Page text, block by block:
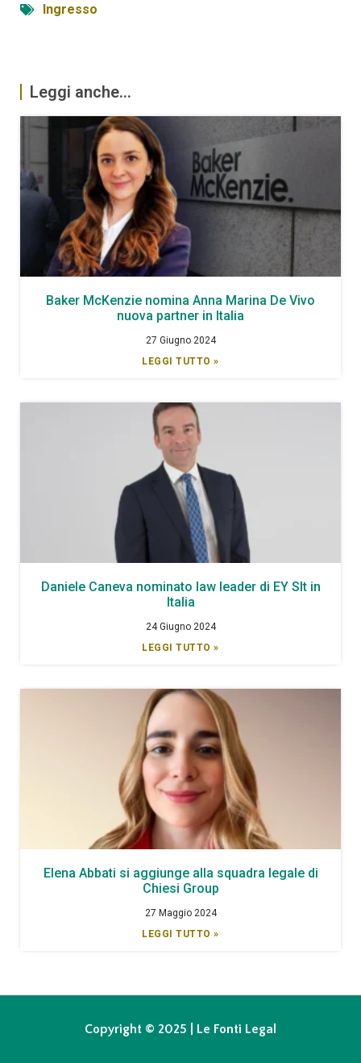
Ingresso
Leggi anche...
Baker McKenzie nomina Anna Marina De Vivo
nuova partner in Italia
27 Giugno 2024
LEGGI TUTTO »
Daniele Caneva nominato law leader di EY Slt in
Italia
24 Giugno 2024
LEGGI TUTTO »
Elena Abbati si aggiunge alla squadra legale di
Chiesi Group
27 Maggio 2024
LEGGI TUTTO »
Copyright © 2025 | Le Fonti Legal